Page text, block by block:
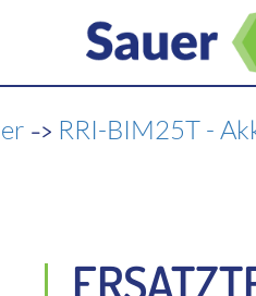
-> RRI-BIM25T -